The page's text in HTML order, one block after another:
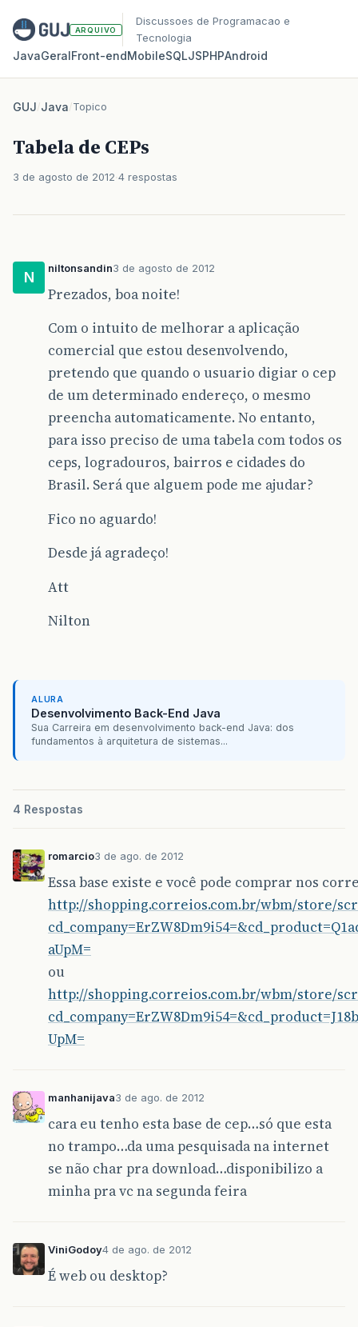
ARQUIVO
Discussoes de Programacao e
Tecnologia
JavaGeralFront‑endMobileSQLJSPHPAndroid
GUJ/Java/Topico
Tabela de CEPs
3 de agosto de 2012 4 respostas
N
niltonsandin3 de agosto de 2012
Prezados, boa noite!
Com o intuito de melhorar a aplicação
comercial que estou desenvolvendo,
pretendo que quando o usuario digiar o cep
de um determinado endereço, o mesmo
preencha automaticamente. No entanto,
para isso preciso de uma tabela com todos os
ceps, logradouros, bairros e cidades do
Brasil. Será que alguem pode me ajudar?
Fico no aguardo!
Desde já agradeço!
Att
Nilton
ALURA
Desenvolvimento Back-End Java
Sua Carreira em desenvolvimento back-end Java: dos
fundamentos à arquitetura de sistemas...
4 Respostas
romarcio3 de ago. de 2012
Essa base existe e você pode comprar nos
http://shopping.correios.com.br/wbm/store/
aUpM=
ou
http://shopping.correios.com.br/wbm/store/
UpM=
manhanijava3 de ago. de 2012
cara eu tenho esta base de cep…só que esta
no trampo…da uma pesquisada na internet
se não char pra download…disponibilizo a
minha pra vc na segunda feira
ViniGodoy4 de ago. de 2012
É web ou desktop?